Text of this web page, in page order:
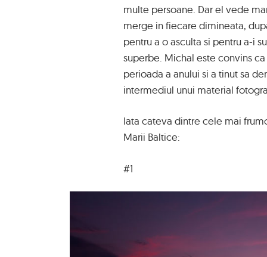
multe persoane. Dar el vede
merge in fiecare dimineata,
pentru a o asculta si pentru a-i
superbe. Michal este convins
perioada a anului si a tinut sa
intermediul unui material
Iata cateva dintre cele mai
Marii Baltice:
#1